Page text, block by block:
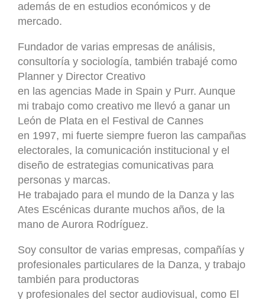
además de en estudios económicos y de
mercado.
Fundador de varias empresas de análisis,
consultoría y sociología, también trabajé como
Planner y Director Creativo
en las agencias Made in Spain y Purr. Aunque
mi trabajo como creativo me llevó a ganar un
León de Plata en el Festival de Cannes
en 1997, mi fuerte siempre fueron las campañas
electorales, la comunicación institucional y el
diseño de estrategias comunicativas para
personas y marcas.
He trabajado para el mundo de la Danza y las
Ates Escénicas durante muchos años, de la
mano de Aurora Rodríguez.
Soy consultor de varias empresas, compañías y
profesionales particulares de la Danza, y trabajo
también para productoras
y profesionales del sector audiovisual, como El